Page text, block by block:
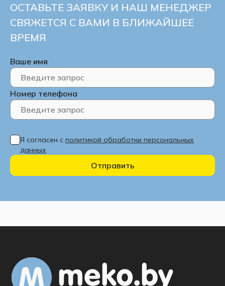
ОСТАВЬТЕ ЗАЯВКУ И НАШ МЕНЕДЖЕР
СВЯЖЕТСЯ С ВАМИ В БЛИЖАЙШЕЕ
ВРЕМЯ
Ваше имя
Номер телефона
Я согласен с политикой обработки персональных
данных
Отправить